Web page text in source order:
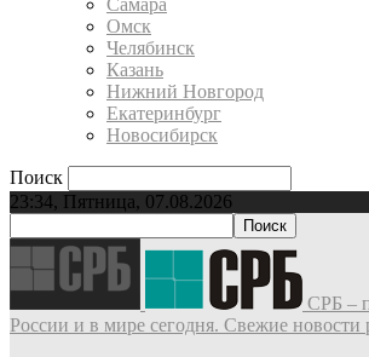
Самара
Омск
Челябинск
Казань
Нижний Новгород
Екатеринбург
Новосибирск
Поиск
23:34, Пятница, 07.08.2026
СРБ –
России и в мире сегодня. Свежие новости